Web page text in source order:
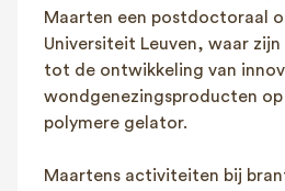
Client
Maarten een postdoctoraal
Universiteit Leuven, waar
tot de ontwikkeling van
wondgenezingsproducten op
polymere gelator.
Maartens activiteiten bij